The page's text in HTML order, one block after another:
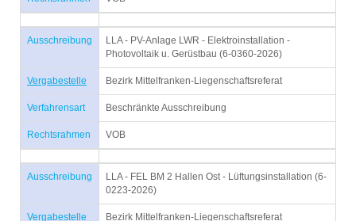
Ausschreibung
LLA - PV-Anlage LWR - Elektroinstallation -
Photovoltaik u. Gerüstbau (6-0360-2026)
Vergabestelle Bezirk Mittelfranken-Liegenschaftsreferat
Verfahrensart Beschränkte Ausschreibung
Rechtsrahmen VOB
Ausschreibung
LLA - FEL BM 2 Hallen Ost - Lüftungsinstallation (6-
0223-2026)
Vergabestelle Bezirk Mittelfranken-Liegenschaftsreferat